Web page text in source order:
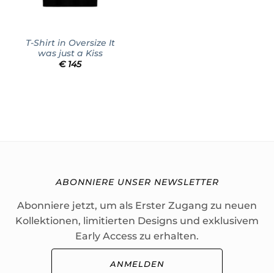
T-Shirt in Oversize It
was just a Kiss
€145
ABONNIERE UNSER NEWSLETTER
Abonniere jetzt, um als Erster Zugang zu neuen
Kollektionen, limitierten Designs und exklusivem
Early Access zu erhalten.
ANMELDEN